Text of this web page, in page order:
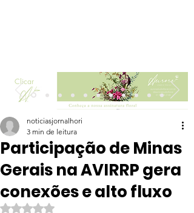
Clicar
Participação de Minas
Gerais na AVIRRP gera
conexões e alto fluxo
noticiasjornalhori
3 min de leitura
Avaliado com NaN de 5 estrelas.